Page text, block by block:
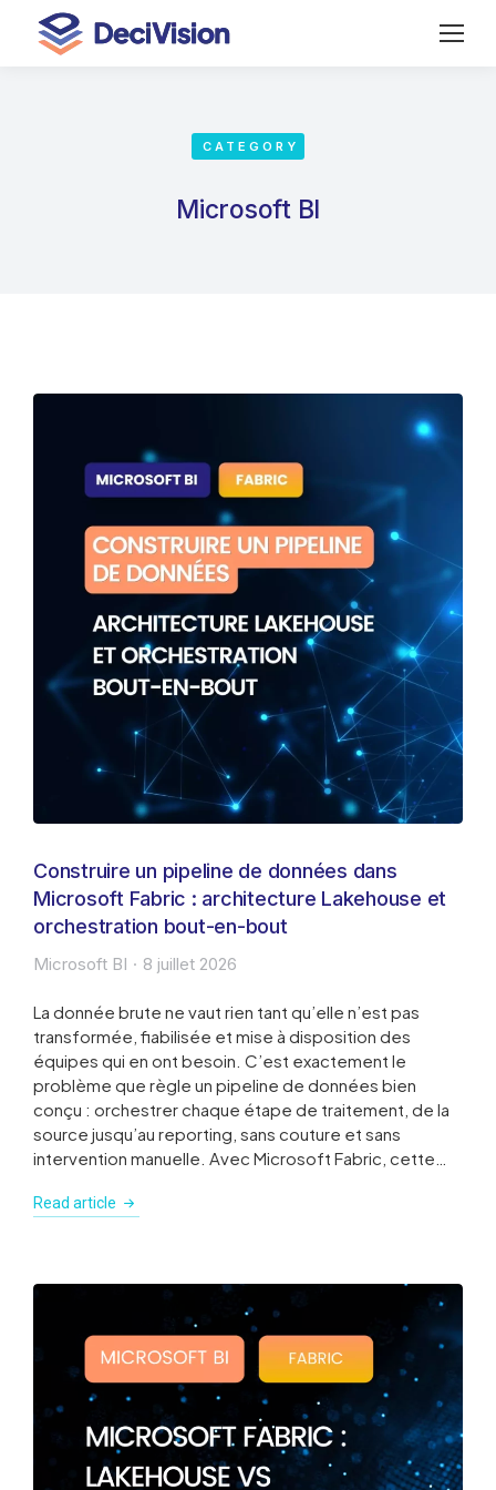
CATEGORY
Microsoft BI
Construire un pipeline de données dans
Microsoft Fabric : architecture Lakehouse et
orchestration bout-en-bout
Microsoft BI 8 juillet 2026
La donnée brute ne vaut rien tant qu’elle n’est pas
transformée, fiabilisée et mise à disposition des
équipes qui en ont besoin. C’est exactement le
problème que règle un pipeline de données bien
conçu : orchestrer chaque étape de traitement, de la
source jusqu’au reporting, sans couture et sans
intervention manuelle. Avec Microsoft Fabric, cette…
Read article